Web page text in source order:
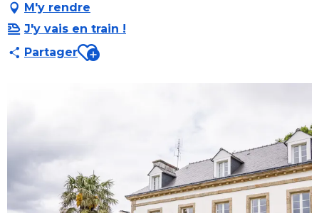
M'y rendre
J'y vais en train !
PartagerAjouter aux favoris